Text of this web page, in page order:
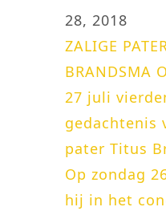
28, 2018
ZALIGE
BRANDSMA
27 juli
gedachtenis
pater Titus
Op zondag
hij in het